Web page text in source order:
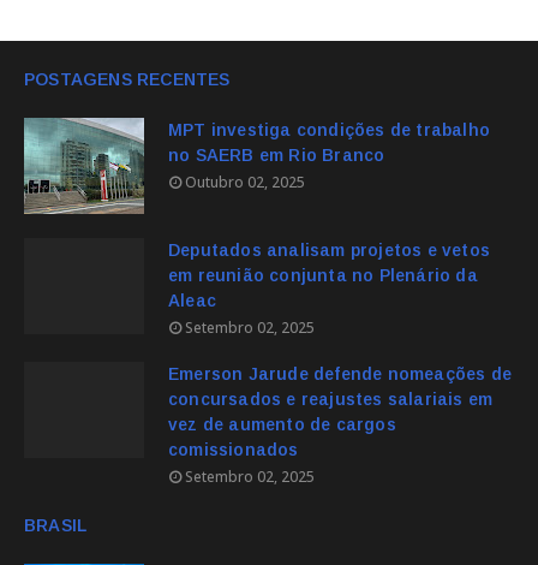
POSTAGENS RECENTES
MPT investiga condições de trabalho
no SAERB em Rio Branco
Outubro 02, 2025
Deputados analisam projetos e vetos
em reunião conjunta no Plenário da
Aleac
Setembro 02, 2025
Emerson Jarude defende nomeações de
concursados e reajustes salariais em
vez de aumento de cargos
comissionados
Setembro 02, 2025
BRASIL